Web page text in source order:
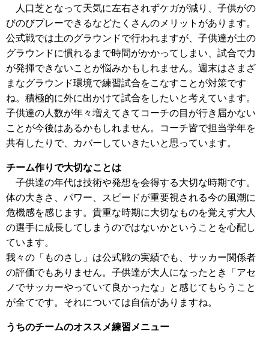
人口芝となって天気に左右されずケガが減り、子供がの
びのびプレーできるなどたくさんのメリットがあります。
公式戦では土のグラウンドで行われますが、子供達が土の
グラウンドに慣れるまで時間がかかってしまい、試合で力
が発揮できないことが悩みかもしれません。週末はさまざ
まなグラウンド環境で練習試合をこなすことが対策です
ね。積極的に外に出かけて試合をしたいと考えています。
子供達の人数が年々増えてきてコーチの目が行き届かない
ことが今後はあるかもしれません。コーチ皆で担当学年を
共有したりで、カバーしていきたいと思っています。
チーム作りで大切なことは
子供達の年代は技術や発想を会得する大切な時期です。
体の大きさ、パワー、スピードが重要視される今の風潮に
危機感を感じます。貴重な時期に大切なものを覚えず大人
の選手に成長してしまうのではないかということを心配し
ています。
我々の「ものさし」は公式戦の実績でも、サッカー関係者
の評価でもありません。子供達が大人になったとき「アセ
ノでサッカーやっていて良かったな」と感じてもらうこと
が全てです。それについては自信がありますね。
うちのチームのオススメ練習メニュー